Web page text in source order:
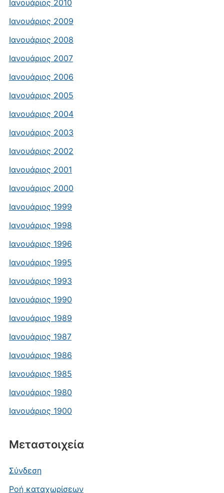
Ιανουάριος 2010
Ιανουάριος 2009
Ιανουάριος 2008
Ιανουάριος 2007
Ιανουάριος 2006
Ιανουάριος 2005
Ιανουάριος 2004
Ιανουάριος 2003
Ιανουάριος 2002
Ιανουάριος 2001
Ιανουάριος 2000
Ιανουάριος 1999
Ιανουάριος 1998
Ιανουάριος 1996
Ιανουάριος 1995
Ιανουάριος 1993
Ιανουάριος 1990
Ιανουάριος 1989
Ιανουάριος 1987
Ιανουάριος 1986
Ιανουάριος 1985
Ιανουάριος 1980
Ιανουάριος 1900
Μεταστοιχεία
Σύνδεση
Ροή καταχωρίσεων